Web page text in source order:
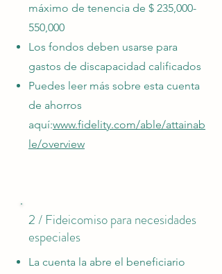
máximo de tenencia de $ 235,000-
550,000
Los fondos deben usarse para
gastos de discapacidad calificados
Puedes leer más sobre esta cuenta
de ahorros
aquí:www.fidelity.com/able/attainab
le/overview
2 / Fideicomiso para necesidades
especiales
La cuenta la abre el beneficiario